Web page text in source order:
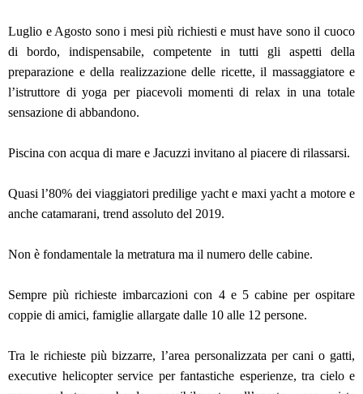
Luglio e Agosto sono i mesi più richiesti e must have sono il cuoco
di bordo, indispensabile, competente in tutti gli aspetti della
preparazione e della realizzazione delle ricette, il massaggiatore e
l’istruttore di yoga per piacevoli momenti di relax in una totale
sensazione di abbandono.
Piscina con acqua di mare e Jacuzzi invitano al piacere di rilassarsi.
Quasi l’80% dei viaggiatori predilige yacht e maxi yacht a motore e
anche catamarani, trend assoluto del 2019.
Non è fondamentale la metratura ma il numero delle cabine.
Sempre più richieste imbarcazioni con 4 e 5 cabine per ospitare
coppie di amici, famiglie allargate dalle 10 alle 12 persone.
Tra le richieste più bizzarre, l’area personalizzata per cani o gatti,
executive helicopter service per fantastiche esperienze, tra cielo e